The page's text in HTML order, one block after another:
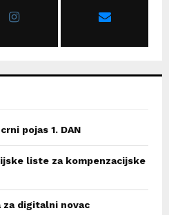
pojas 1. DAN
liste za kompenzacijske
za digitalni novac